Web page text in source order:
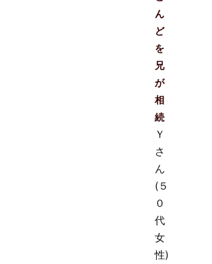
ん
ど
を
兄
が
相
続
Ｙ
さ
ん
(５
０
代
女
性)